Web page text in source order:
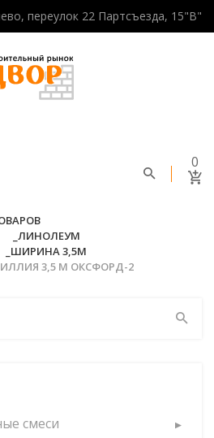
переулок 22 Партсъезда, 15"В"
0
ЛИНОЛЕУМ
ШИРИНА 3,5М
3,5 М ОКСФОРД-2
смеси